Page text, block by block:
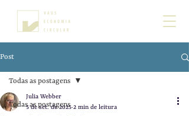
Post
Todas as postagens
Todas as postagens
Julia Webber
5 de set. de 2025 2 min de leitura